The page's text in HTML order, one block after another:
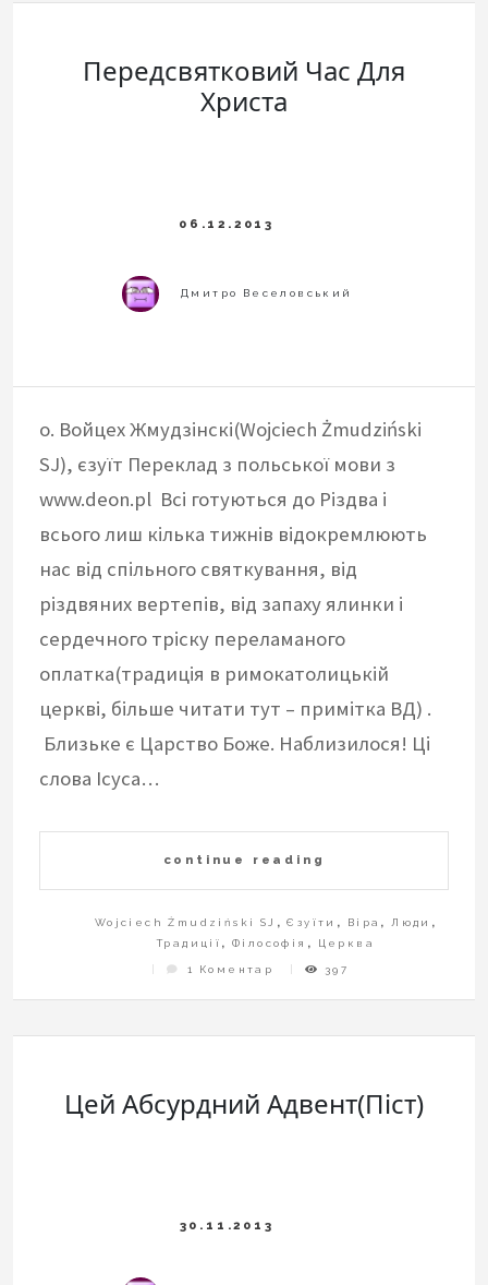
Передсвятковий Час Для
Христа
о. Войцех Жмудзінскі(Wojciech Żmudziński
SJ), єзуїт Переклад з польської мови з
www.deon.pl Всі готуються до Різдва і
всього лиш кілька тижнів відокремлюють
нас від спільного святкування, від
різдвяних вертепів, від запаху ялинки і
сердечного тріску переламаного
оплатка(традиція в римокатолицькій
церкві, більше читати тут – примітка ВД) .
Близьке є Царство Боже. Наблизилося! Ці
слова Ісуса…
continue reading
Wojciech Żmudziński SJ ,Єзуїти , Віра , Люди ,
Традиції ,Філософія , Церква
1 Коментар
До
Передсвятковий
Для
397
Цей Абсурдний Адвент(Піст)